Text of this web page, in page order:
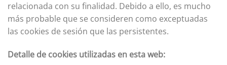
relacionada con su finalidad. Debido a ello, es mucho
más probable que se consideren como exceptuadas
las cookies de sesión que las persistentes.
Detalle de cookies utilizadas en esta web: